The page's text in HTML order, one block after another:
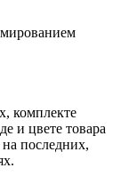
комплекте
и цвете товара
последних,